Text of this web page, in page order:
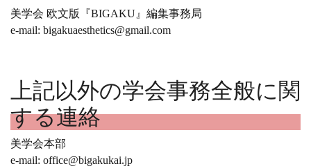
美学会 欧文版『BIGAKU』編集事務局
e-mail: bigakuaesthetics@gmail.com
上記以外の学会事務全般に関
する連絡
美学会本部
e-mail: office@bigakukai.jp